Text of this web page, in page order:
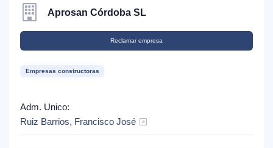
Aprosan Córdoba SL
Reclamar empresa
Empresas constructoras
Adm. Unico:
Ruiz Barrios, Francisco José